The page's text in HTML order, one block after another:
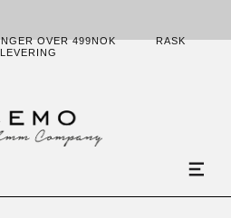
OVER 499NOK
RASK
LEVERING